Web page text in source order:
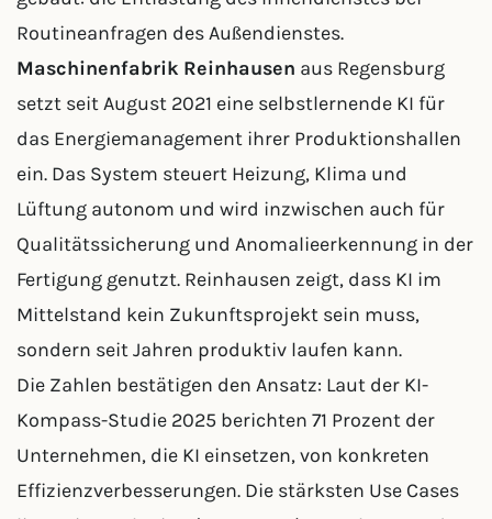
Routineanfragen des Außendienstes.
Maschinenfabrik Reinhausen aus Regensburg
setzt seit August 2021 eine selbstlernende KI für
das Energiemanagement ihrer Produktionshallen
ein. Das System steuert Heizung, Klima und
Lüftung autonom und wird inzwischen auch für
Qualitätssicherung und Anomalieerkennung in der
Fertigung genutzt. Reinhausen zeigt, dass KI im
Mittelstand kein Zukunftsprojekt sein muss,
sondern seit Jahren produktiv laufen kann.
Die Zahlen bestätigen den Ansatz: Laut der KI-
Kompass-Studie 2025 berichten 71 Prozent der
Unternehmen, die KI einsetzen, von konkreten
Effizienzverbesserungen. Die stärksten Use Cases